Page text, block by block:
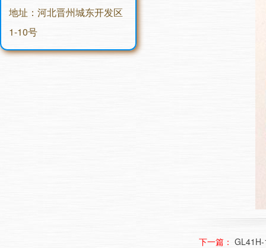
地址：河北晋州城东开发区
1-10号
下一篇：